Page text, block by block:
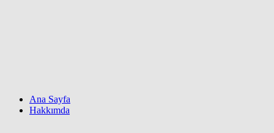
Ana Sayfa
Hakkımda